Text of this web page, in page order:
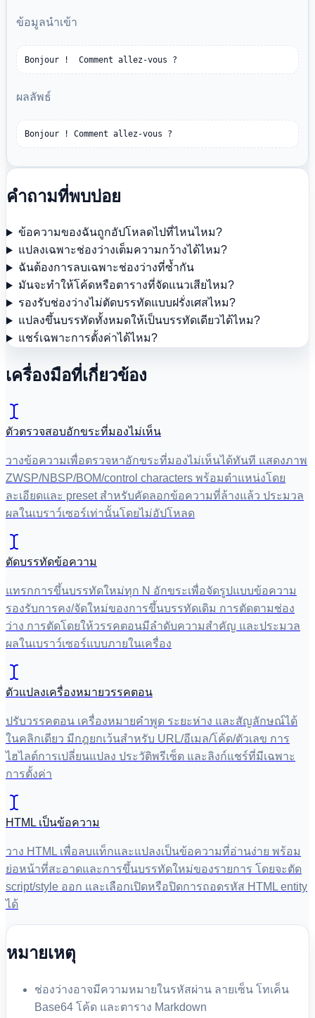
ข้อมูลนำเข้า
Bonjour !  Comment allez-vous ?
ผลลัพธ์
Bonjour ! Comment allez-vous ?
คำถามที่พบบ่อย
ข้อความของฉันถูกอัปโหลดไปที่ไหนไหม?
แปลงเฉพาะช่องว่างเต็มความกว้างได้ไหม?
ฉันต้องการลบเฉพาะช่องว่างที่ซ้ำกัน
มันจะทำให้โค้ดหรือตารางที่จัดแนวเสียไหม?
รองรับช่องว่างไม่ตัดบรรทัดแบบฝรั่งเศสไหม?
แปลงขึ้นบรรทัดทั้งหมดให้เป็นบรรทัดเดียวได้ไหม?
แชร์เฉพาะการตั้งค่าได้ไหม?
เครื่องมือที่เกี่ยวข้อง
ตัวตรวจสอบอักขระที่มองไม่เห็น
วางข้อความเพื่อตรวจหาอักขระที่มองไม่เห็นได้ทันที แสดงภาพ
ZWSP/NBSP/BOM/control characters พร้อมตำแหน่งโดย
ละเอียดและ preset สำหรับคัดลอกข้อความที่ล้างแล้ว ประมวล
ผลในเบราว์เซอร์เท่านั้นโดยไม่อัปโหลด
ตัดบรรทัดข้อความ
แทรกการขึ้นบรรทัดใหม่ทุก N อักขระเพื่อจัดรูปแบบข้อความ
รองรับการคง/จัดใหม่ของการขึ้นบรรทัดเดิม การตัดตามช่อง
ว่าง การตัดโดยให้วรรคตอนมีลำดับความสำคัญ และประมวล
ผลในเบราว์เซอร์แบบภายในเครื่อง
ตัวแปลงเครื่องหมายวรรคตอน
ปรับวรรคตอน เครื่องหมายคำพูด ระยะห่าง และสัญลักษณ์ได้
ในคลิกเดียว มีกฎยกเว้นสำหรับ URL/อีเมล/โค้ด/ตัวเลข การ
ไฮไลต์การเปลี่ยนแปลง ประวัติพรีเซ็ต และลิงก์แชร์ที่มีเฉพาะ
การตั้งค่า
HTML เป็นข้อความ
วาง HTML เพื่อลบแท็กและแปลงเป็นข้อความที่อ่านง่าย พร้อม
ย่อหน้าที่สะอาดและการขึ้นบรรทัดใหม่ของรายการ โดยจะตัด
script/style ออก และเลือกเปิดหรือปิดการถอดรหัส HTML entity
ได้
หมายเหตุ
ช่องว่างอาจมีความหมายในรหัสผ่าน ลายเซ็น โทเค็น
Base64 โค้ด และตาราง Markdown